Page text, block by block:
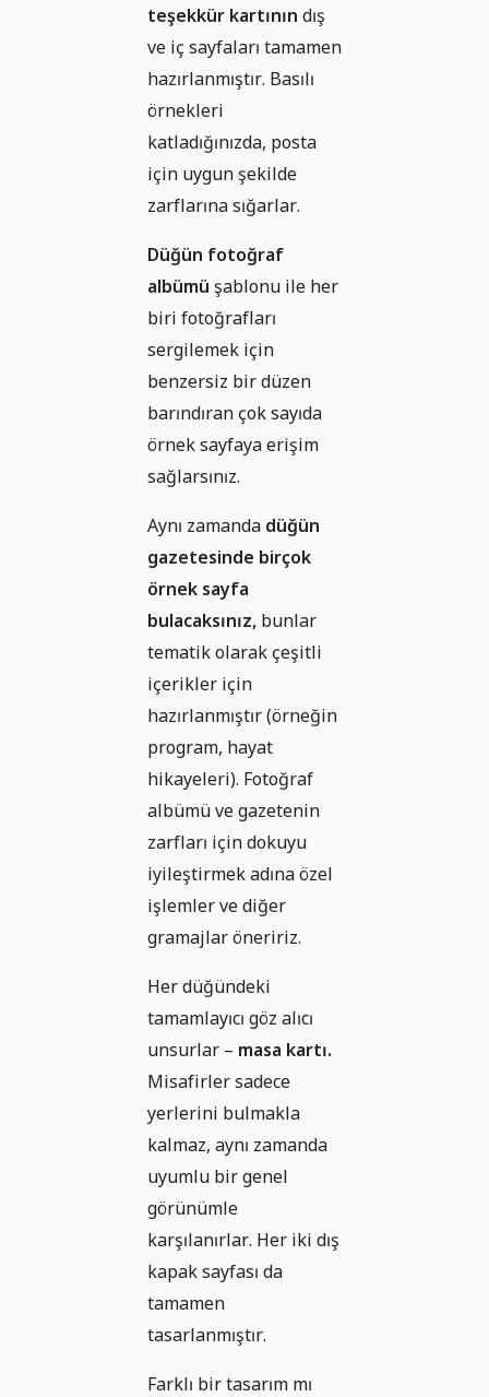
teşekkür kartının dış
ve iç sayfaları tamamen
hazırlanmıştır. Basılı
örnekleri
katladığınızda, posta
için uygun şekilde
zarflarına sığarlar.
Düğün fotoğraf
albümü şablonu ile her
biri fotoğrafları
sergilemek için
benzersiz bir düzen
barındıran çok sayıda
örnek sayfaya erişim
sağlarsınız.
Aynı zamanda düğün
gazetesinde birçok
örnek sayfa
bulacaksınız, bunlar
tematik olarak çeşitli
içerikler için
hazırlanmıştır (örneğin
program, hayat
hikayeleri). Fotoğraf
albümü ve gazetenin
zarfları için dokuyu
iyileştirmek adına özel
işlemler ve diğer
gramajlar öneririz.
Her düğündeki
tamamlayıcı göz alıcı
unsurlar – masa kartı.
Misafirler sadece
yerlerini bulmakla
kalmaz, aynı zamanda
uyumlu bir genel
görünümle
karşılanırlar. Her iki dış
kapak sayfası da
tamamen
tasarlanmıştır.
Farklı bir tasarım mı